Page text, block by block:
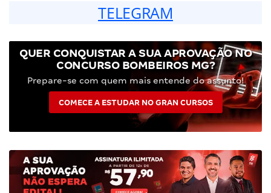
TELEGRAM
QUER CONQUISTAR A SUA APROVAÇÃO NO
CONCURSO BOMBEIROS MG?
Prepare-se com quem mais entende do assunto!
COMECE A ESTUDAR NO GRAN CURSOS